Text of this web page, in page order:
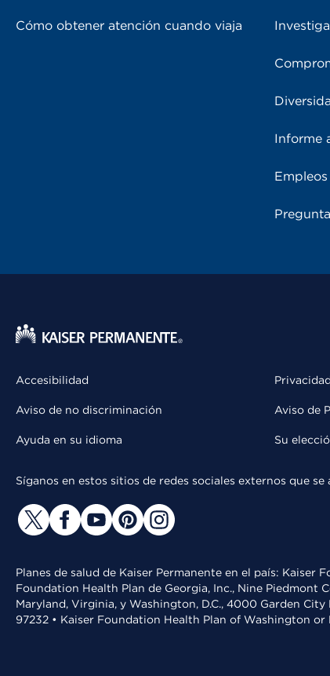
Cómo obtener atención cuando viaja
Informe
Empleos
Accesibilidad
Aviso de no discriminación
Ayuda en su idioma
Aviso de
Su
Síganos en estos sitios de redes sociales externos que
Planes de salud de Kaiser Permanente en el país: Kaiser
Foundation Health Plan de Georgia, Inc., Nine Piedmont
Maryland, Virginia, y Washington, D.C., 4000 Garden
97232 • Kaiser Foundation Health Plan of Washington